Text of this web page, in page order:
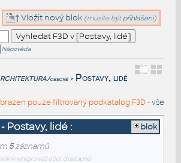
Vložit nový blok (musíte být přihlášeni)
Nápověda
/obecné > Postavy, lidé
pouze filtrovaný podkatalog F3D -vše
Postavy, lidé : blok
5záznamů
není pro váš účet dostupné